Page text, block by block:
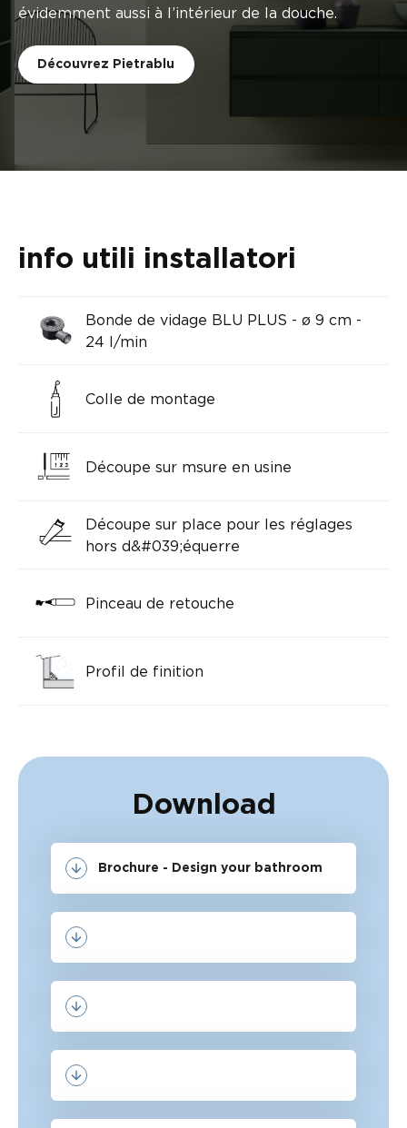
évidemment aussi à l’intérieur de la douche.
Découvrez Pietrablu
info utili installatori
Bonde de vidage BLU PLUS - ø 9 cm -
24 l/min
Colle de montage
Découpe sur msure en usine
Découpe sur place pour les réglages
hors d&#039;équerre
Pinceau de retouche
Profil de finition
Download
Brochure - Design your bathroom